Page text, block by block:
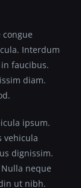
congue
Interdum
faucibus.
diam.
ipsum.
vehicula
dignissim.
neque
ut nibh.